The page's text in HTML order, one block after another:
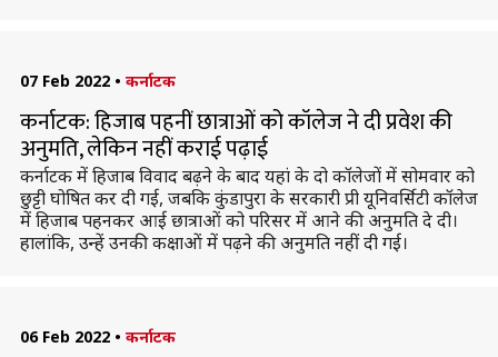
07 Feb 2022 • कर्नाटक
कर्नाटक: हिजाब पहनीं छात्राओं को कॉलेज ने दी प्रवेश की
अनुमति, लेकिन नहीं कराई पढ़ाई
कर्नाटक में हिजाब विवाद बढ़ने के बाद यहां के दो कॉलेजों में सोमवार को
छुट्टी घोषित कर दी गई, जबकि कुंडापुरा के सरकारी प्री यूनिवर्सिटी कॉलेज
में हिजाब पहनकर आई छात्राओं को परिसर में आने की अनुमति दे दी।
हालांकि, उन्हें उनकी कक्षाओं में पढ़ने की अनुमति नहीं दी गई।
06 Feb 2022 • कर्नाटक